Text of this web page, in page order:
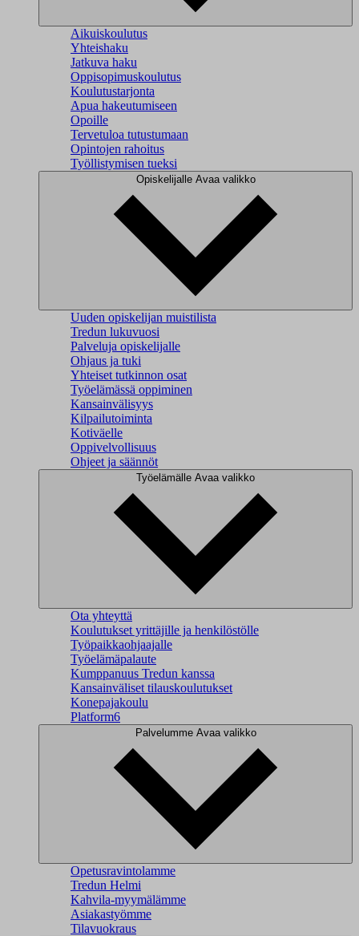
Aikuiskoulutus
Yhteishaku
Jatkuva haku
Oppisopimuskoulutus
Koulutustarjonta
Apua hakeutumiseen
Opoille
Tervetuloa tutustumaan
Opintojen rahoitus
Työllistymisen tueksi
Opiskelijalle Avaa valikko
Uuden opiskelijan muistilista
Tredun lukuvuosi
Palveluja opiskelijalle
Ohjaus ja tuki
Yhteiset tutkinnon osat
Työelämässä oppiminen
Kansainvälisyys
Kilpailutoiminta
Kotiväelle
Oppivelvollisuus
Ohjeet ja säännöt
Työelämälle Avaa valikko
Ota yhteyttä
Koulutukset yrittäjille ja henkilöstölle
Työpaikkaohjaajalle
Työelämäpalaute
Kumppanuus Tredun kanssa
Kansainväliset tilauskoulutukset
Konepajakoulu
Platform6
Palvelumme Avaa valikko
Opetusravintolamme
Tredun Helmi
Kahvila-myymälämme
Asiakastyömme
Tilavuokraus